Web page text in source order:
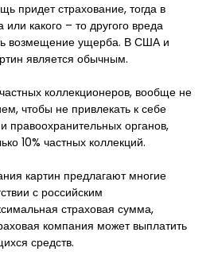
придет страхование, тогда в
какого – то другого вреда
возмещение ущерба. В США и
является обычным.
коллекционеров, вообще не
чтобы не привлекать к себе
правоохранительных органов,
10% частных коллекций.
картин предлагают многие
с российским
страховая сумма,
компания может выплатить
средств.